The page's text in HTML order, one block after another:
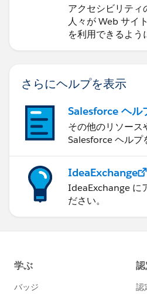
アクセシビリティ
人々が Web サイ
を利用できるよう
さらにヘルプを表示
Salesforce ヘル
その他のリソース
Salesforce ヘルプ
IdeaExchange
IdeaExchange に
ださい。